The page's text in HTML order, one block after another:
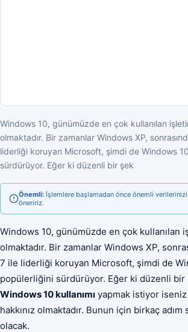
Windows 10, günümüzde en çok kullanılan
olmaktadır. Bir zamanlar Windows XP,
liderliği koruyan Microsoft, şimdi de Windows
sürdürüyor. Eğer ki düzenli bir şek
Önemli: İşlemlere başlamadan önce önemli
öneririz.
Windows 10, günümüzde en çok kullanılan
olmaktadır. Bir zamanlar Windows XP,
7 ile liderliği koruyan Microsoft, şimdi de
popülerliğini sürdürüyor. Eğer ki düzenli bir
Windows 10 kullanımı yapmak istiyor
hakkınız olmaktadır. Bunun için birkaç
olacak.